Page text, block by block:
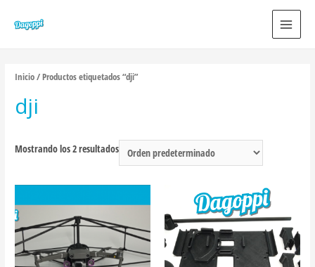
MAIN
Inicio/ Productos etiquetados “dji”
dji
Mostrando los 2 resultados